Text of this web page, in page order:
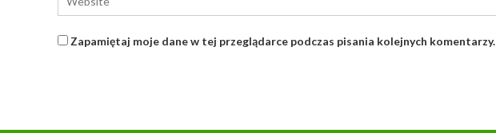
Zapamiętaj moje dane w tej przeglądarce podczas pisania kolejnych komentarzy.